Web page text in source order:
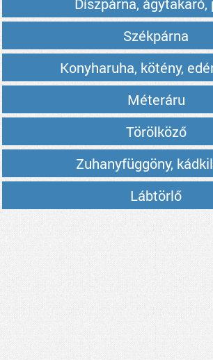
Székpárna
Konyharuha, kötény,
Méteráru
Törölköző
Zuhanyfüggöny,
Lábtörlő